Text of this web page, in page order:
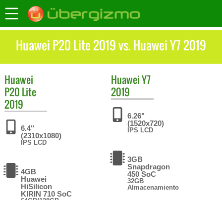
Huawei P20 Lite 2019 vs. Huawei Y7 2019
Huawei
P20 Lite
2019
6.4"
(2310x1080)
IPS LCD
4GB
Huawei
HiSilicon
KIRIN 710 SoC
HuaweiY7
2019
6.26"
(1520x720)
IPS LCD
3GB
Snapdragon
450 SoC
32GB
Almacenamiento